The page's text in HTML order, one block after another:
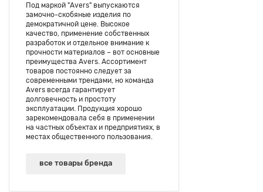
Под маркой "Avers" выпускаются
замочно-скобяные изделия по
демократичной цене. Высокое
качество, применение собственных
разработок и отдельное внимание к
прочности материалов – вот основные
преимущества Avers. Ассортимент
товаров постоянно следует за
современными трендами, но команда
Avers всегда гарантирует
долговечность и простоту
эксплуатации. Продукция хорошо
зарекомендовала себя в применении
на частных объектах и предприятиях, в
местах общественного пользования.
все товары бренда